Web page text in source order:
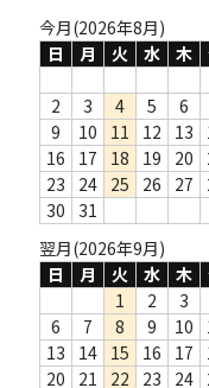
今月(2026年8月)
日
月 火 水 木
2
3 4 5 6
9
10 11 12 13
16
17 18 19 20
23
24 25 26 27
30
31
翌月(2026年9月)
日
月 火 水 木
1
2 3
6
7 8 9 10
13
14 15 16 17
20
21 22 23 24